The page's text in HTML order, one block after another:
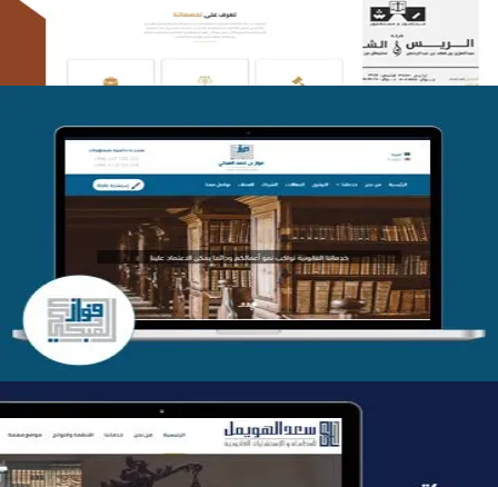
موقع فواز المبكي للمحاماة
التفاصيل